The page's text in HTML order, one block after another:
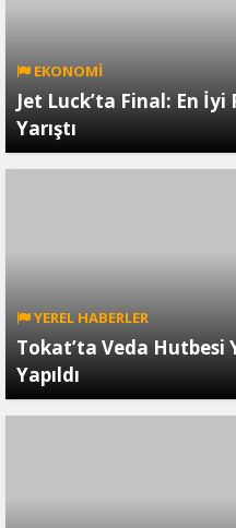
EKONOMİ
Jet Luck’ta Final: En
Yarıştı
YEREL HABERLER
Tokat’ta Veda Hutbesi
Yapıldı